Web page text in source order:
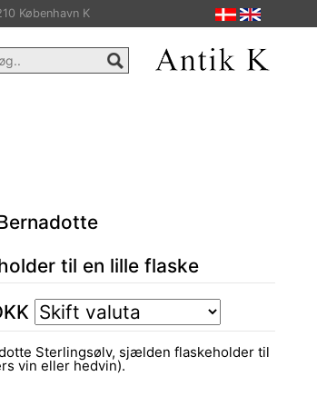
København K
til en lille flaske
Sterlingsølv, sjælden flaskeholder til
vin eller hedvin).